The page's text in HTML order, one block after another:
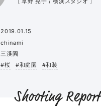
2019.01.15
chinami
三渓園
#桜 #和庭園 #和装
Shooting Report